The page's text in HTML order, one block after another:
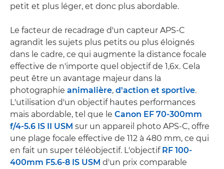
petit et plus léger, et donc plus abordable.
Le facteur de recadrage d'un capteur APS-C
agrandit les sujets plus petits ou plus éloignés
dans le cadre, ce qui augmente la distance focale
effective de n'importe quel objectif de 1,6x. Cela
peut être un avantage majeur dans la
photographie animalière, d'action et sportive.
L'utilisation d'un objectif hautes performances
mais abordable, tel que le Canon EF 70-300mm
f/4-5.6 IS II USM sur un appareil photo APS-C, offre
une plage focale effective de 112 à 480 mm, ce qui
en fait un super téléobjectif. L'objectif RF 100-
400mm F5.6-8 IS USM d'un prix comparable